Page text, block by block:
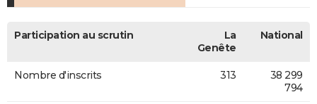
Participation au scrutin
La
Genête
National
Nombre d'inscrits 313
38 299
794